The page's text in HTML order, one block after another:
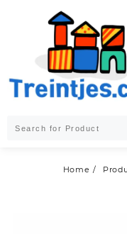
Home